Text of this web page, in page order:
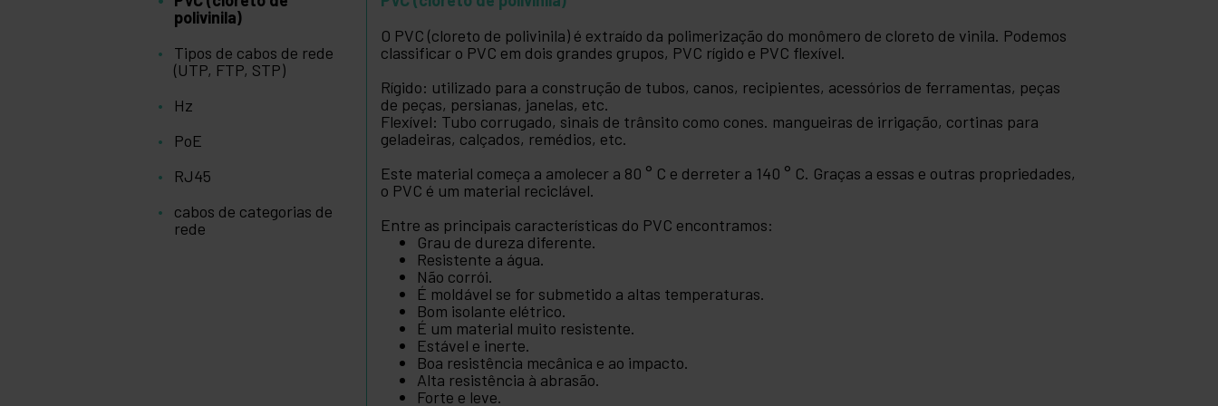
polivinila)
Tipos de cabos de rede
(UTP, FTP, STP)
Hz
PoE
RJ45
cabos de categorias de
rede
O PVC (cloreto de polivinila) é extraído da polimerização do monômero de cloreto de vinila. Podemos
classificar o PVC em dois grandes grupos, PVC rígido e PVC flexível.
Rígido: utilizado para a construção de tubos, canos, recipientes, acessórios de ferramentas, peças
de peças, persianas, janelas, etc.
Flexível: Tubo corrugado, sinais de trânsito como cones. mangueiras de irrigação, cortinas para
geladeiras, calçados, remédios, etc.
Este material começa a amolecer a 80 ° C e derreter a 140 ° C. Graças a essas e outras propriedades,
o PVC é um material reciclável.
Entre as principais características do PVC encontramos:
Grau de dureza diferente.
Resistente a água.
Não corrói.
É moldável se for submetido a altas temperaturas.
Bom isolante elétrico.
É um material muito resistente.
Estável e inerte.
Boa resistência mecânica e ao impacto.
Alta resistência à abrasão.
Forte e leve.